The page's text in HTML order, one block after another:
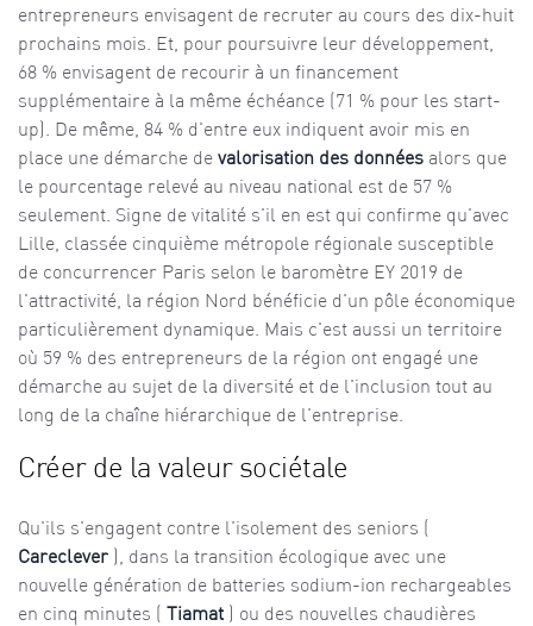
entrepreneurs envisagent de recruter au cours des dix-huit
prochains mois. Et, pour poursuivre leur développement,
68 % envisagent de recourir à un financement
supplémentaire à la même échéance (71 % pour les start-
up). De même, 84 % d'entre eux indiquent avoir mis en
place une démarche de valorisation des données alors que
le pourcentage relevé au niveau national est de 57 %
seulement. Signe de vitalité s'il en est qui confirme qu'avec
Lille, classée cinquième métropole régionale susceptible
de concurrencer Paris selon le baromètre EY 2019 de
l'attractivité, la région Nord bénéficie d'un pôle économique
particulièrement dynamique. Mais c'est aussi un territoire
où 59 % des entrepreneurs de la région ont engagé une
démarche au sujet de la diversité et de l'inclusion tout au
long de la chaîne hiérarchique de l'entreprise.
Créer de la valeur sociétale
Qu'ils s'engagent contre l'isolement des seniors (
Careclever ), dans la transition écologique avec une
nouvelle génération de batteries sodium-ion rechargeables
en cinq minutes ( Tiamat ) ou des nouvelles chaudières